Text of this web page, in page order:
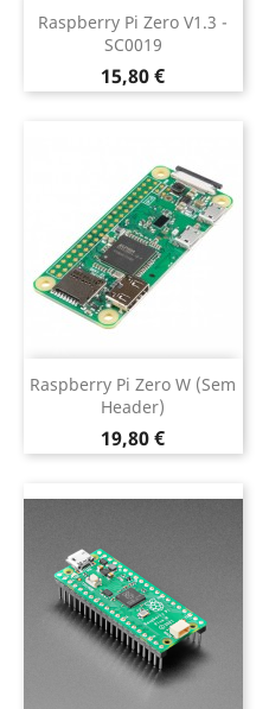
Raspberry Pi Zero V1.3 -
SC0019
Preço
15,80 €
Raspberry Pi Zero W (sem
Header)
Preço
19,80 €